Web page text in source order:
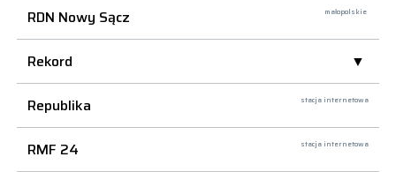
RDN Nowy Sącz małopolskie
Rekord
Republika
stacja internetowa
RMF 24 stacja internetowa